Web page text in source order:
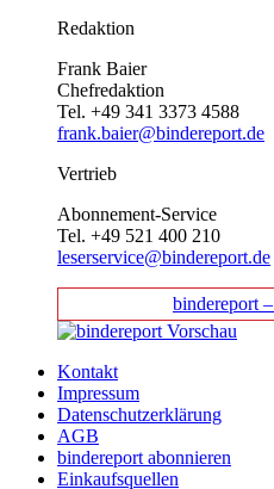
Redaktion
Frank Baier
Chefredaktion
Tel. +49 341 3373 4588
frank.baier@bindereport.de
Vertrieb
Abonnement-Service
Tel. +49 521 400 210
leserservice@bindereport.de
bindereport
Kontakt
Impressum
Datenschutzerklärung
AGB
bindereport abonnieren
Einkaufsquellen